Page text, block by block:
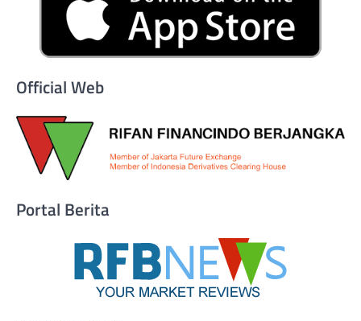
Official Web
Portal Berita